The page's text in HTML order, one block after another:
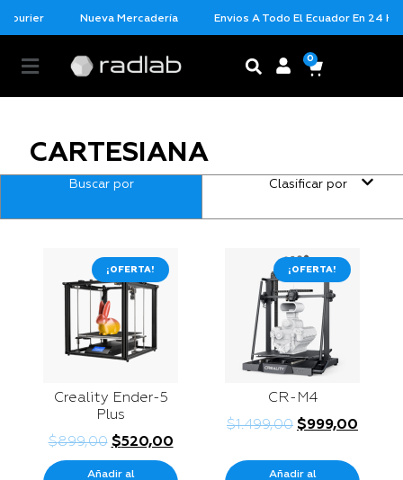
Nueva Mercadería Envios A Todo El Ecuador En 24
0
CARTESIANA
Buscar por Clasificar por
¡OFERTA!
Creality Ender-5
Plus
$899,00 $520,00
Añadir al
¡OFERTA!
CR-M4
$1.499,00 $999,00
Añadir al